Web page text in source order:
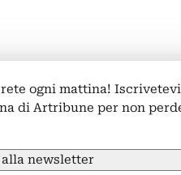
ogni mattina! Iscrivetevi
di Artribune per non
newsletter